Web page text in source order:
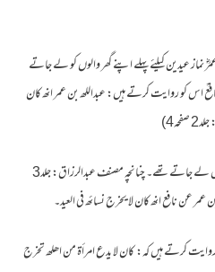
نماز عیدین کیلئے پہلے اپنے گھر والوں کو لے جاتے
اس کو روایت کرتے ہیں: عبداللھ بن عمر انھ کان
حضرت نافعؒ بھی اپنی عورتوں کو عید گاہ میں نہیں لے جاتے تھے۔ چنانچہ مصنف عبدالرزاق: جلد3
کرتے ہیں کہ: کان لا یدع امرأۃ من اھلھ تخرج